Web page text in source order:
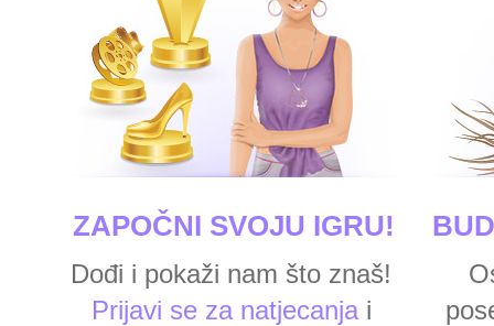
ZAPOČNI SVOJU IGRU!
Dođi i pokaži nam što znaš!
Prijavi se za natjecanjai